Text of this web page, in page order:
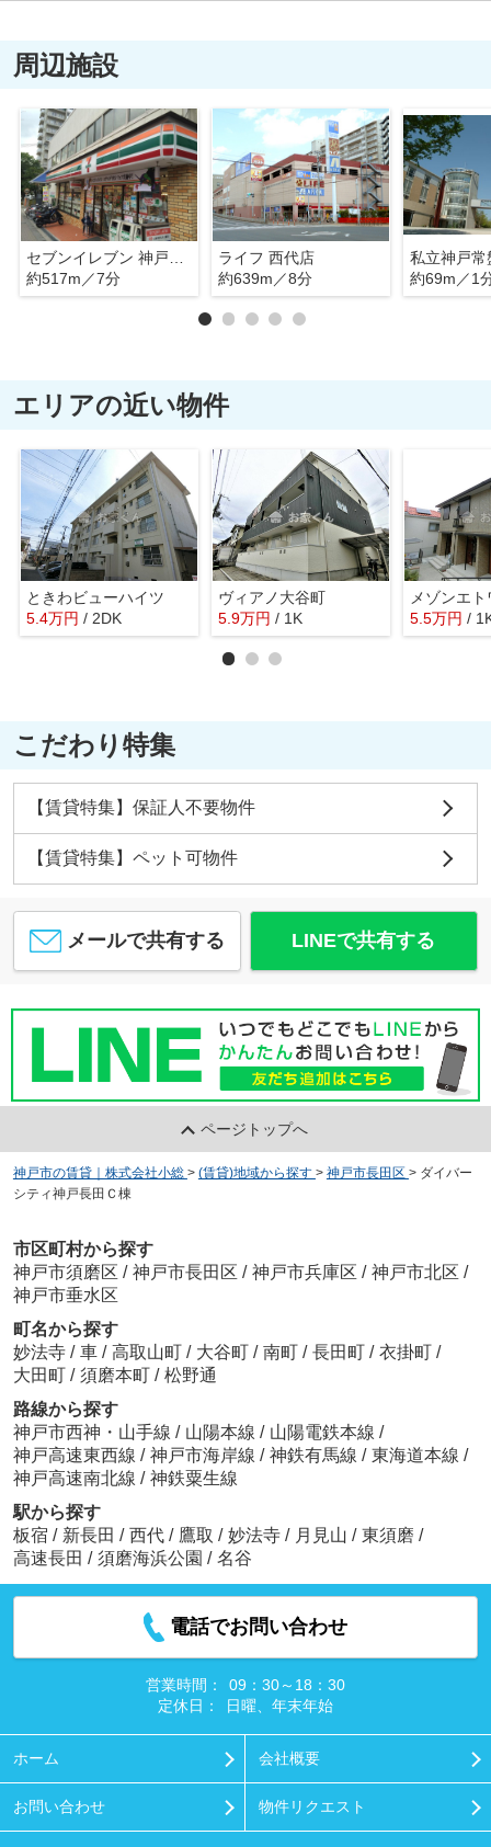
周辺施設
約517m／7分
ライフ 西代店
約639m／8分
私立神戸常
約69m／1
エリアの近い物件
ときわビューハイツ
5.4万円 / 2DK
ヴィアノ大谷町
5.9万円 / 1K 5.5万円 /
こだわり特集
【賃貸特集】保証人不要物件
【賃貸特集】ペット可物件
メールで共有する LINEで共有する
ページトップへ
神戸市の賃貸｜株式会社小総 > (賃貸)地域から探す > 神戸市長田区 > ダイバー
シティ神戸長田Ｃ棟
市区町村から探す
神戸市須磨区 / 神戸市長田区 / 神戸市兵庫区 / 神戸市北区 /
神戸市垂水区
町名から探す
妙法寺 / 車 / 高取山町 / 大谷町 / 南町 / 長田町 / 衣掛町 /
大田町 / 須磨本町 / 松野通
路線から探す
神戸市西神・山手線 / 山陽本線 / 山陽電鉄本線 /
神戸高速東西線 / 神戸市海岸線 / 神鉄有馬線 / 東海道本線 /
神戸高速南北線 / 神鉄粟生線
駅から探す
板宿 / 新長田 / 西代 / 鷹取 / 妙法寺 / 月見山 / 東須磨 /
高速長田 / 須磨海浜公園 / 名谷
電話でお問い合わせ
営業時間：
09：30～18：30
定休日：
日曜、年末年始
ホーム 会社概要
お問い合わせ 物件リクエスト